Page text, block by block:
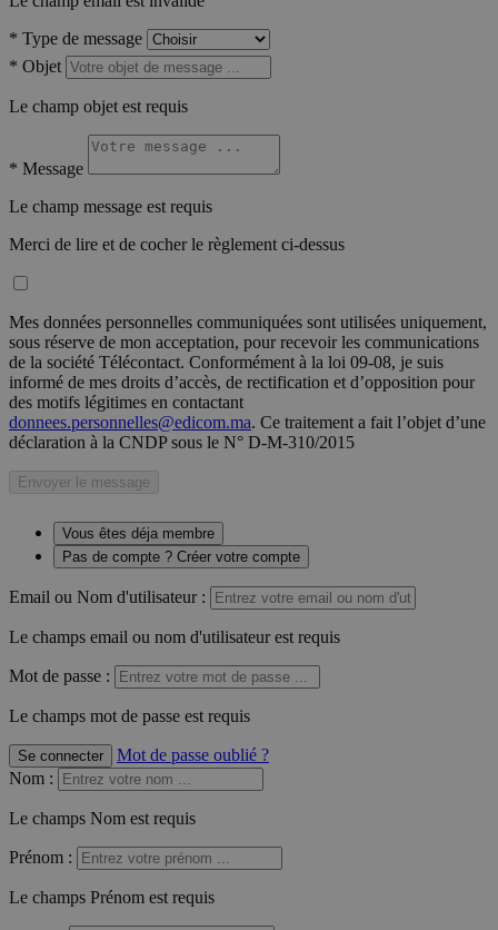
* Type de message
* Objet
Le champ objet est requis
* Message
Le champ message est requis
Merci de lire et de cocher le règlement ci-dessus
Mes données personnelles communiquées sont utilisées uniquement,
sous réserve de mon acceptation, pour recevoir les communications
de la société Télécontact. Conformément à la loi 09-08, je suis
informé de mes droits d’accès, de rectification et d’opposition pour
des motifs légitimes en contactant
donnees.personnelles@edicom.ma. Ce traitement a fait l’objet d’une
déclaration à la CNDP sous le N° D-M-310/2015
Envoyer le message
Vous êtes déja membre
Pas de compte ? Créer votre compte
Email ou Nom d'utilisateur :
Le champs email ou nom d'utilisateur est requis
Mot de passe :
Le champs mot de passe est requis
Se connecter
Mot de passe oublié ?
Nom :
Le champs Nom est requis
Prénom :
Le champs Prénom est requis